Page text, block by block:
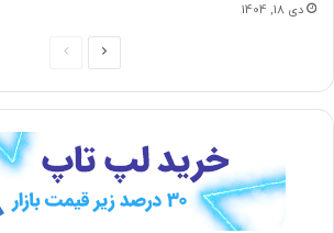
دی 18, 1404
ح
ق
ب
ح
ه
ع